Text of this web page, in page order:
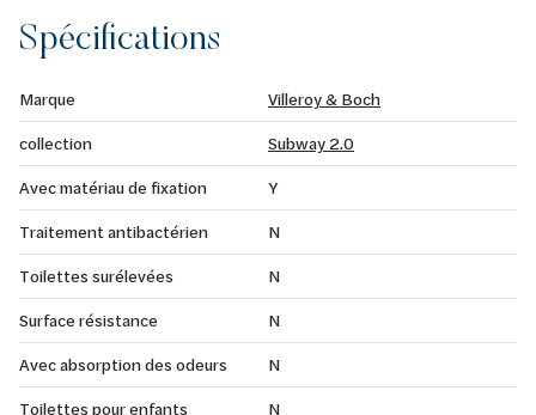
Spécifications
Marque
Villeroy & Boch
collection
Subway 2.0
Avec matériau de fixation
Y
Traitement antibactérien
N
Toilettes surélevées
N
Surface résistance
N
Avec absorption des odeurs
N
Toilettes pour enfants
N